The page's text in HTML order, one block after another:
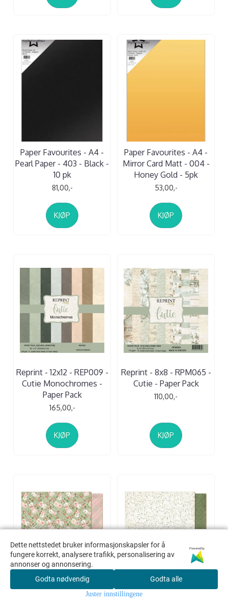
Paper Favourites - A4 -
Pearl Paper - 403 - Black -
10 pk
81,00,-
KJØP
Paper Favourites - A4 -
Mirror Card Matt - 004 -
Honey Gold - 5pk
53,00,-
KJØP
Reprint - 12x12 - REP009 -
Cutie Monochromes -
Paper Pack
165,00,-
KJØP
Reprint - 8x8 - RPM065 -
Cutie - Paper Pack
110,00,-
KJØP
Maja Design - 1430 -
Maja Design - 1434 -
Dette nettstedet bruker informasjonskapsler for å
fungere korrekt, analysere trafikk, personalisering av
annonser og annonsering.
Powered by
Godta nødvendig Godta alle
Juster innstillingene
Dette nettstedet bruker informasjonskapsler for å
fungere korrekt, analysere trafikk, personalisering av
annonser og annonsering.
Powered by
Godta nødvendig Godta alle
Juster innstillingene